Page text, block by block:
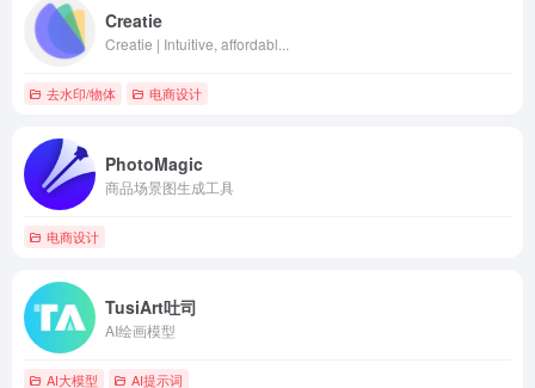
Creatie
Creatie | Intuitive, affordabl...
去水印/物体 电商设计
PhotoMagic
商品场景图生成工具
电商设计
TusiArt吐司
AI绘画模型
AI大模型 AI提示词